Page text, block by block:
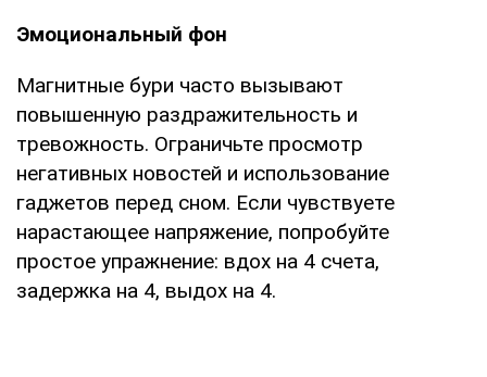
Эмоциональный фон
Магнитные бури часто вызывают
повышенную раздражительность и
тревожность. Ограничьте просмотр
негативных новостей и использование
гаджетов перед сном. Если чувствуете
нарастающее напряжение, попробуйте
простое упражнение: вдох на 4 счета,
задержка на 4, выдох на 4.